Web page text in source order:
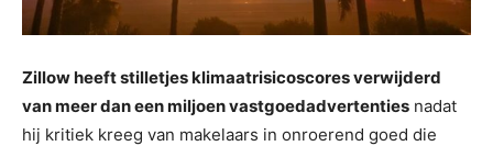
Zillow heeft stilletjes klimaatrisicoscores verwijderd
van meer dan een miljoen vastgoedadvertenties nadat
hij kritiek kreeg van makelaars in onroerend goed die